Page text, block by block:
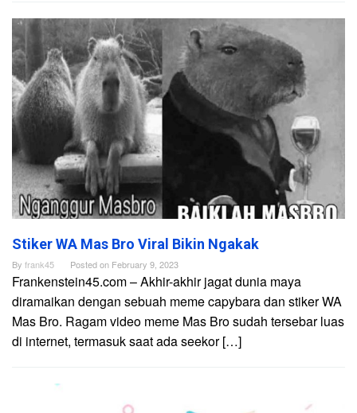
Stiker WA Mas Bro Viral Bikin Ngakak
By frank45 Posted on February 9, 2023
Frankenstein45.com – Akhir-akhir jagat dunia maya
diramaikan dengan sebuah meme capybara dan stiker WA
Mas Bro. Ragam video meme Mas Bro sudah tersebar luas
di internet, termasuk saat ada seekor […]